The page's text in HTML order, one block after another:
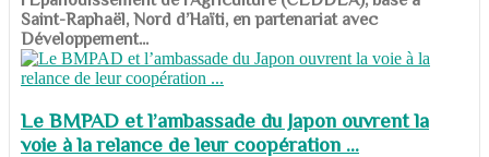
Saint-Raphaël, Nord d’Haïti, en partenariat avec
Développement...
Le BMPAD et l’ambassade du Japon ouvrent la
voie à la relance de leur coopération ...